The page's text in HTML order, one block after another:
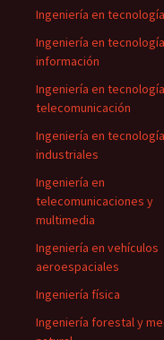
Ingeniería en
Ingeniería en
información
Ingeniería en
telecomunicación
Ingeniería en
industriales
Ingeniería en
telecomunicaciones y
multimedia
Ingeniería en vehículos
aeroespaciales
Ingeniería física
Ingeniería forestal y